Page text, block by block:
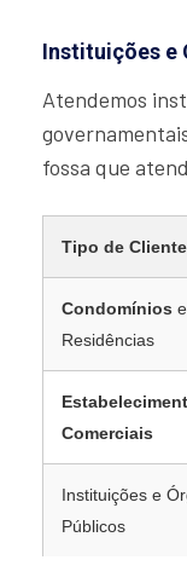
Instituições e
Atendemos
fossa que
Tipo de Cliente
Condomínios e
Residências
Comerciais
Instituições e
Públicos